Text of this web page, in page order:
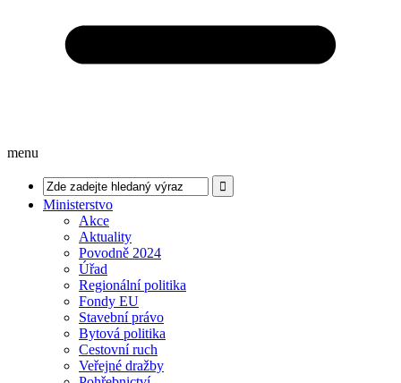
menu
Ministerstvo
Akce
Aktuality
Povodně 2024
Úřad
Regionální politika
Fondy EU
Stavební právo
Bytová politika
Cestovní ruch
Veřejné dražby